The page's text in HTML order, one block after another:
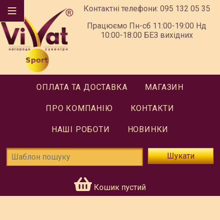
Контактні телефони: 095 132 05 35
Працюємо Пн-сб 11:00-19:00 Нд
10:00-18:00 БЕЗ вихідних
ОПЛАТА ТА ДОСТАВКА МАГАЗИН
ПРО КОМПАНІЮ КОНТАКТИ
НАШІ РОБОТИ НОВИНКИ
Шукати
Кошик пустий